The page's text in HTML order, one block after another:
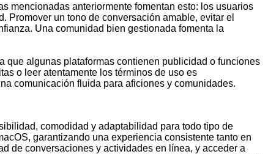
mencionadas anteriormente fomentan esto: los usuarios
Promover un tono de conversación amable, evitar el
Una comunidad bien gestionada fomenta la
que algunas plataformas contienen publicidad o funciones
o leer atentamente los términos de uso es
comunicación fluida para aficiones y comunidades.
comodidad y adaptabilidad para todo tipo de
garantizando una experiencia consistente tanto en
de conversaciones y actividades en línea, y acceder a